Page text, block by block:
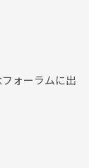
ォーラムに出